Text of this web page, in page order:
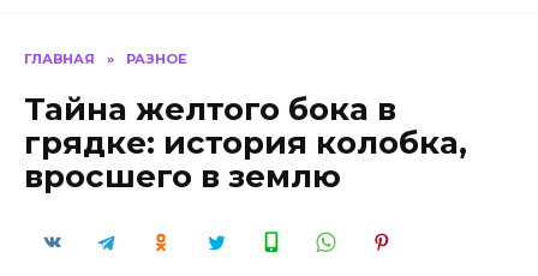
ГЛАВНАЯ » РАЗНОЕ
Тайна желтого бока в
грядке: история колобка,
вросшего в землю